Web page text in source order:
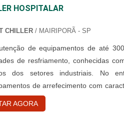
HOSPITALAR
CHILLER/ MAIRIPORÃ - SP
de equipamentos de até
de resfriamento, conhecidas
dos setores industriais. No
de arrefecimento com
e clínicas médicas. O chiller
aos processos de ressonância de
AGORA